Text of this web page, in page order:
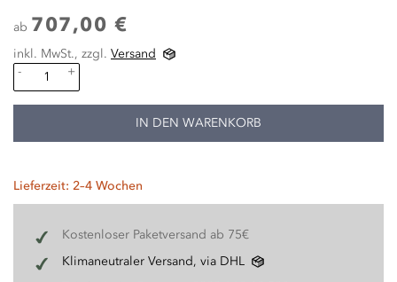
ab 707,00 €
inkl. MwSt., zzgl. Versand
-
+
IN DEN WARENKORB
Lieferzeit: 2–4 Wochen
Kostenloser Paketversand ab 75€
Klimaneutraler Versand, via DHL